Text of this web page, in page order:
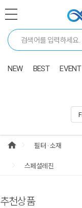
NEW BEST EVENT
추천상품